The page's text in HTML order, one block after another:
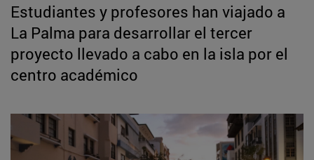
Estudiantes y profesores han viajado a
La Palma para desarrollar el tercer
proyecto llevado a cabo en la isla por el
centro académico